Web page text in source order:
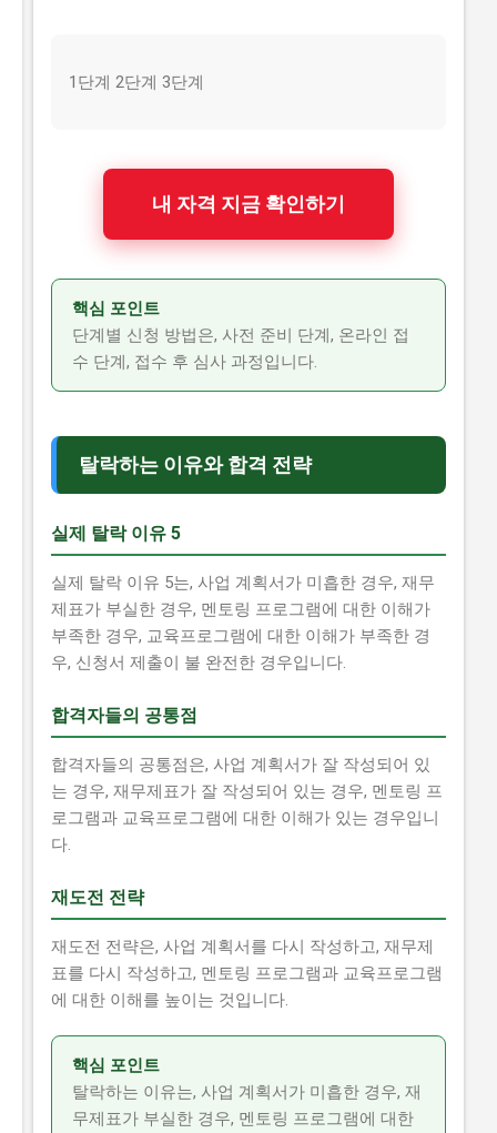
1단계 2단계 3단계
내 자격 지금 확인하기
핵심 포인트
단계별 신청 방법은, 사전 준비 단계, 온라인 접
수 단계, 접수 후 심사 과정입니다.
탈락하는 이유와 합격 전략
실제 탈락 이유 5
실제 탈락 이유 5는, 사업 계획서가 미흡한 경우, 재무
제표가 부실한 경우, 멘토링 프로그램에 대한 이해가
부족한 경우, 교육프로그램에 대한 이해가 부족한 경
우, 신청서 제출이 불 완전한 경우입니다.
합격자들의 공통점
합격자들의 공통점은, 사업 계획서가 잘 작성되어 있
는 경우, 재무제표가 잘 작성되어 있는 경우, 멘토링 프
로그램과 교육프로그램에 대한 이해가 있는 경우입니
다.
재도전 전략
재도전 전략은, 사업 계획서를 다시 작성하고, 재무제
표를 다시 작성하고, 멘토링 프로그램과 교육프로그램
에 대한 이해를 높이는 것입니다.
핵심 포인트
탈락하는 이유는, 사업 계획서가 미흡한 경우, 재
무제표가 부실한 경우, 멘토링 프로그램에 대한